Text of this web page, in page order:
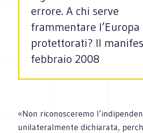
errore. A chi serve
frammentare l’Europa
protettorati? Il
febbraio 2008
«Non riconosceremo
unilateralmente dichiarata,